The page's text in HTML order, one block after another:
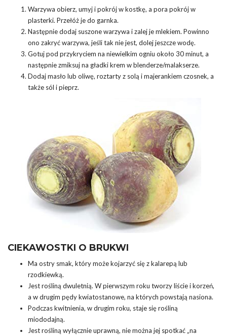
Warzywa obierz, umyj i pokrój w kostkę, a pora pokrój w
plasterki. Przełóż je do garnka.
Następnie dodaj suszone warzywa i zalej je mlekiem. Powinno
ono zakryć warzywa, jeśli tak nie jest, dolej jeszcze wodę.
Gotuj pod przykryciem na niewielkim ogniu około 30 minut, a
następnie zmiksuj na gładki krem w blenderze/malakserze.
Dodaj masło lub oliwę, roztarty z solą i majerankiem czosnek, a
także sól i pieprz.
CIEKAWOSTKI O BRUKWI
Ma ostry smak, który może kojarzyć się z kalarepą lub
rzodkiewką.
Jest rośliną dwuletnią. W pierwszym roku tworzy liście i korzeń,
a w drugim pędy kwiatostanowe, na których powstają nasiona.
Podczas kwitnienia, w drugim roku, staje się rośliną
miododajną.
Jest rośliną wyłącznie uprawną, nie można jej spotkać „na